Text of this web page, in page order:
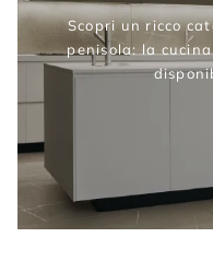
Scopri un ricco
penisola: la